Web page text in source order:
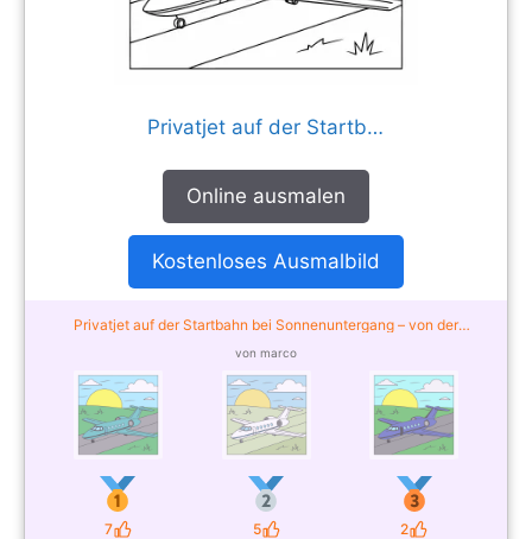
Privatjet auf der Startbahn bei Sonnenuntergang
Online ausmalen
Kostenloses Ausmalbild
Privatjet auf der Startbahn bei Sonnenuntergang – von der
7
von marco
5 2